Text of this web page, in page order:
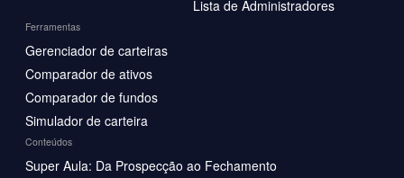
Lista de Administradores
Ferramentas
Gerenciador de carteiras
Comparador de ativos
Comparador de fundos
Simulador de carteira
Conteúdos
Super Aula: Da Prospecção ao Fechamento